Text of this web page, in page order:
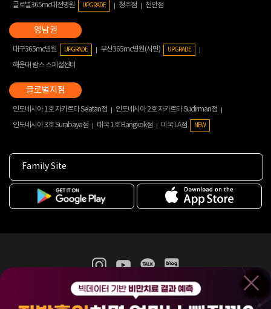
글로벌365mc대전병원 UPGRADE 청주점 천안점
대구365mc병원 UPGRADE 부산365mc병원(서면) UPGRADE
해운대 람스 스페셜센터
인도네시아 1호 자카르타 Selatan점
인도네시아 2호 자카르타 Sudirman점
인도네시아 3호 Surabaya점
태국 1호 Bangkok점 미국 LA점 NEW
Family Site
365mc 병·의원 이용약관
홈페이지 이용약관
비급여진료수가